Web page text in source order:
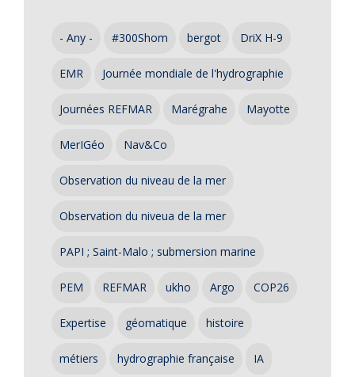
- Any - #300Shom bergot DriX H-9
EMR Journée mondiale de l'hydrographie
Journées REFMAR Marégrahe Mayotte
MerIGéo Nav&Co
Observation du niveau de la mer
Observation du niveua de la mer
PAPI ; Saint-Malo ; submersion marine
PEM REFMAR ukho Argo COP26
Expertise géomatique histoire
métiers hydrographie française IA